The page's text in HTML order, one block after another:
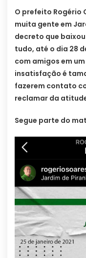
O prefeito Rogério
muita gente em
decreto que
tudo, até o dia 28
com amigos em
insatisfação é
fazerem contato
reclamar da
Segue parte do